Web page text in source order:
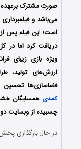
صورت مشترک برعهده
می‌باشد و
است؛ این فیلم پس از
دریافت کرد اما در
ویژه بازی زیبای
ارزش‌های تولید،
فضاسازی‌ها تحسین
کمدی همسایگان
چسبیده از وبسایت
در حال بارگذاری